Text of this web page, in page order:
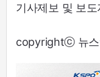
기사제보 및 보
copyrightⓒ 뉴스